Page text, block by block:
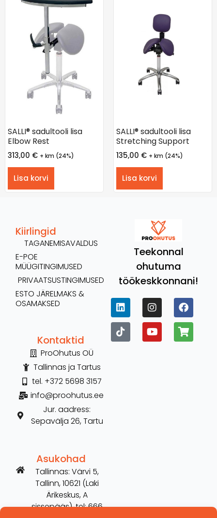
SALLI® sadultooli lisa
Elbow Rest
313,00 € + km (24%)
Lisa korvi
SALLI® sadultooli lisa
Stretching Support
135,00 € + km (24%)
Lisa korvi
Teekonnal
ohutuma
töökeskkonnani!
Kontaktid
ProOhutus OÜ
Tallinnas ja Tartus
tel. +372 5698 3157
info@proohutus.ee
Jur. aadress:
Sepavälja 26, Tartu
Kiirlingid
TAGANEMISAVALDUS
E-POE
MÜÜGITINGIMUSED
PRIVAATSUSTINGIMUSED
ESTO JÄRELMAKS &
OSAMAKSED
Asukohad
Tallinnas: Värvi 5,
Tallinn, 10621 (Laki
Ärikeskus, A
sissepääs), tel: 666